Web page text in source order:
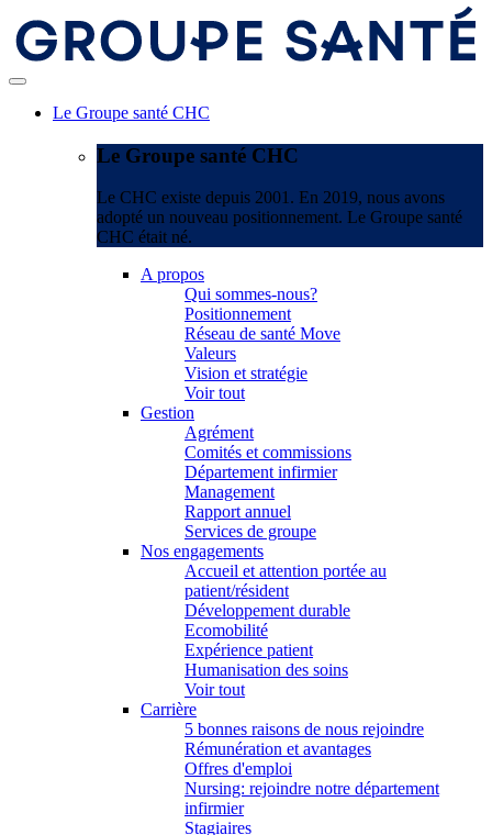
Le Groupe santé CHC
Le Groupe santé CHC
Le CHC existe depuis 2001. En 2019, nous avons
adopté un nouveau positionnement. Le Groupe santé
CHC était né.
A propos
Qui sommes-nous?
Positionnement
Réseau de santé Move
Valeurs
Vision et stratégie
Voir tout
Gestion
Agrément
Comités et commissions
Département infirmier
Management
Rapport annuel
Services de groupe
Nos engagements
Accueil et attention portée au
patient/résident
Développement durable
Ecomobilité
Expérience patient
Humanisation des soins
Voir tout
Carrière
5 bonnes raisons de nous rejoindre
Rémunération et avantages
Offres d'emploi
Nursing: rejoindre notre département
infirmier
Stagiaires